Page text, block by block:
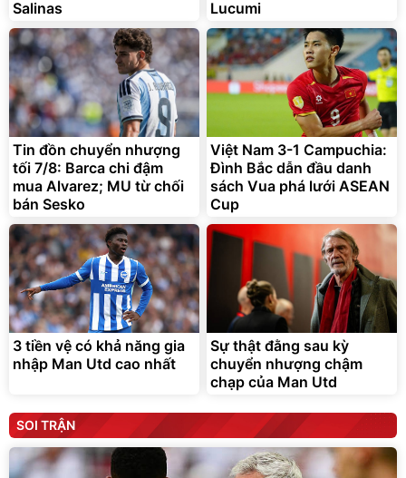
Salinas
Lucumi
Tin đồn chuyển nhượng
tối 7/8: Barca chi đậm
mua Alvarez; MU từ chối
bán Sesko
Việt Nam 3-1 Campuchia:
Đình Bắc dẫn đầu danh
sách Vua phá lưới ASEAN
Cup
3 tiền vệ có khả năng gia
nhập Man Utd cao nhất
Sự thật đằng sau kỳ
chuyển nhượng chậm
chạp của Man Utd
SOI TRẬN